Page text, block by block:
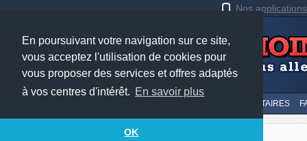
En poursuivant votre navigation sur ce site,
vous acceptez l'utilisation de cookies pour
vous proposer des services et offres adaptés
à vos centres d'intérêt. En savoir plus
OK
Nos
SUIVI DES COMMENTAIRES